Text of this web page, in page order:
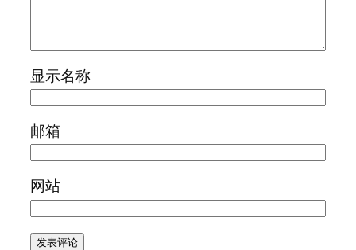
显示名称
邮箱
网站